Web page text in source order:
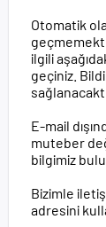
Otomatik
ilgili
geçiniz.
E-mail
muteber
bilgimiz
Bizimle
adresini